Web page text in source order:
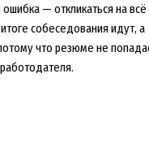
ошибка — откликаться на
собеседования идут, а
что резюме не